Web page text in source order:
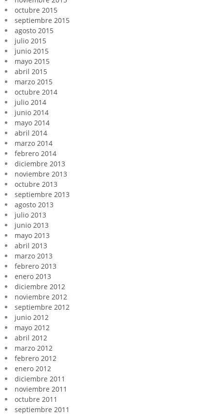
octubre 2015
septiembre 2015
agosto 2015
julio 2015
junio 2015
mayo 2015
abril 2015
marzo 2015
octubre 2014
julio 2014
junio 2014
mayo 2014
abril 2014
marzo 2014
febrero 2014
diciembre 2013
noviembre 2013
octubre 2013
septiembre 2013
agosto 2013
julio 2013
junio 2013
mayo 2013
abril 2013
marzo 2013
febrero 2013
enero 2013
diciembre 2012
noviembre 2012
septiembre 2012
junio 2012
mayo 2012
abril 2012
marzo 2012
febrero 2012
enero 2012
diciembre 2011
noviembre 2011
octubre 2011
septiembre 2011